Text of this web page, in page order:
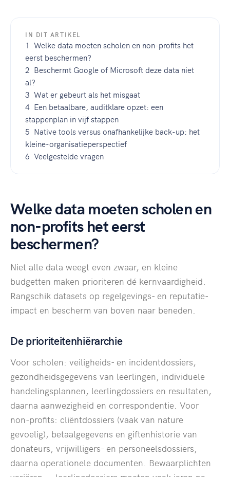
IN DIT ARTIKEL
1 Welke data moeten scholen en non-profits het
eerst beschermen?
2 Beschermt Google of Microsoft deze data niet
al?
3 Wat er gebeurt als het misgaat
4 Een betaalbare, auditklare opzet: een
stappenplan in vijf stappen
5 Native tools versus onafhankelijke back-up: het
kleine-organisatieperspectief
6 Veelgestelde vragen
Welke data moeten scholen en
non-profits het eerst
beschermen?
Niet alle data weegt even zwaar, en kleine
budgetten maken prioriteren dé kernvaardigheid.
Rangschik datasets op regelgevings- en reputatie-
impact en bescherm van boven naar beneden.
De prioriteitenhiërarchie
Voor scholen: veiligheids- en incidentdossiers,
gezondheidsgegevens van leerlingen, individuele
handelingsplannen, leerlingdossiers en resultaten,
daarna aanwezigheid en correspondentie. Voor
non-profits: cliëntdossiers (vaak van nature
gevoelig), betaalgegevens en giftenhistorie van
donateurs, vrijwilligers- en personeelsdossiers,
daarna operationele documenten. Bewaarplichten